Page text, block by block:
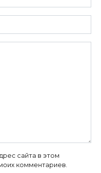
сайта в этом
комментариев.